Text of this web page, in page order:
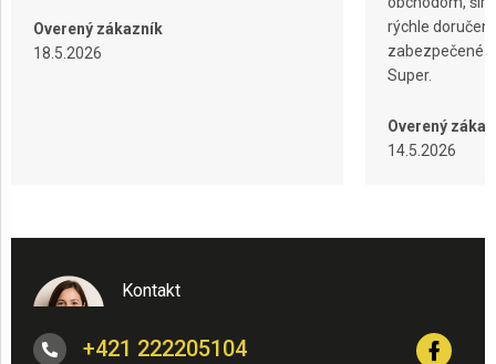
Overený zákazník
18.5.2026
rýchle
zabezpečené
Super.
Overený
14.5.2026
Kontakt
+421 222205104